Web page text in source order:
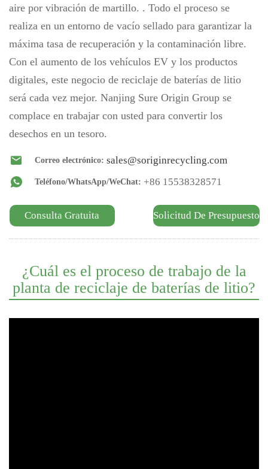
aire por vibración de martillo. . Todo el proceso se
realiza en un entorno de vacío sellado para garantizar la
máxima tasa de recuperación y la contaminación libre.
Con el aumento de los vehículos EV y los productos
digitales, este negocio de reciclaje de baterías de litio
será cada vez mejor. Nanjing Sure Origin Group se
complace en trabajar con usted para convertir los
desechos en un tesoro.
Correo electrónico: sales@soriginrecycling.com
Teléfono/WhatsApp/WeChat: +86 15538328571
Consulta Gratuita Solicitud De Presupuesto
¿Cuál es el proceso de trabajo de la
planta de reciclaje de baterías de litio?